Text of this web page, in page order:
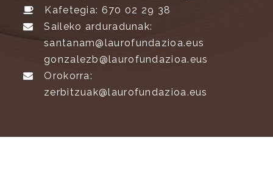
Kafetegia: 670 02 29 38
Saileko arduradunak:
santanam@laurofundazioa.eus
gonzalezb@laurofundazioa.eus
Orokorra:
zerbitzuak@laurofundazioa.eus